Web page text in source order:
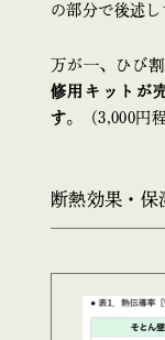
の部分で後述し
万が一、ひび
修用キットが
す。（3,000円程
断熱効果・保